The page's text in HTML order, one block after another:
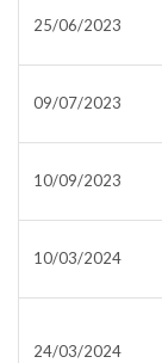
25/06/2023
09/07/2023
10/09/2023
10/03/2024
24/03/2024